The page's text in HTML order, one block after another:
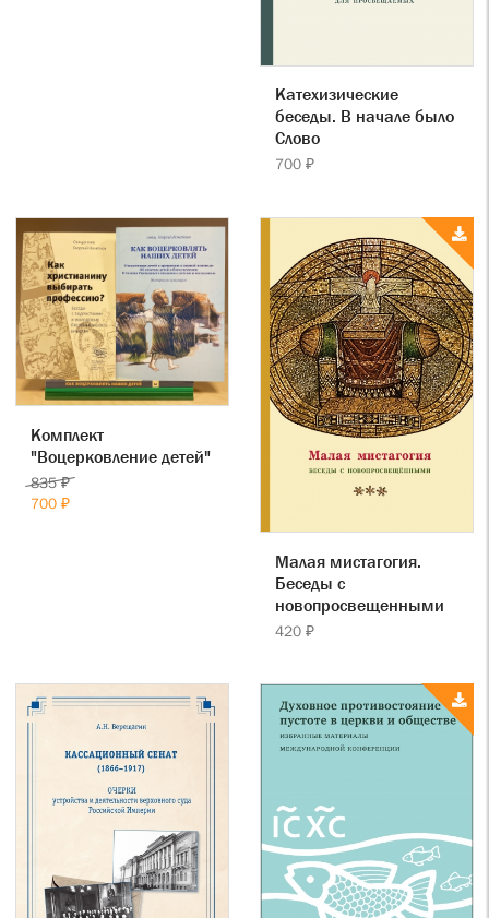
Катехизические
беседы. В начале было
Слово
700 ₽
Комплект
"Воцерковление детей"
835 ₽
700 ₽
Малая мистагогия.
Беседы с
новопросвещенными
420 ₽